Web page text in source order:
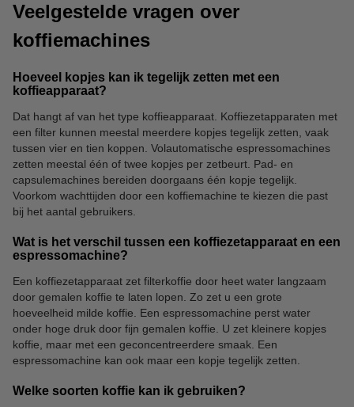
Veelgestelde vragen over
koffiemachines
Hoeveel kopjes kan ik tegelijk zetten met een
koffieapparaat?
Dat hangt af van het type koffieapparaat. Koffiezetapparaten met
een filter kunnen meestal meerdere kopjes tegelijk zetten, vaak
tussen vier en tien koppen. Volautomatische espressomachines
zetten meestal één of twee kopjes per zetbeurt. Pad- en
capsulemachines bereiden doorgaans één kopje tegelijk.
Voorkom wachttijden door een koffiemachine te kiezen die past
bij het aantal gebruikers.
Wat is het verschil tussen een koffiezetapparaat en een
espressomachine?
Een koffiezetapparaat zet filterkoffie door heet water langzaam
door gemalen koffie te laten lopen. Zo zet u een grote
hoeveelheid milde koffie. Een espressomachine perst water
onder hoge druk door fijn gemalen koffie. U zet kleinere kopjes
koffie, maar met een geconcentreerdere smaak. Een
espressomachine kan ook maar een kopje tegelijk zetten.
Welke soorten koffie kan ik gebruiken?